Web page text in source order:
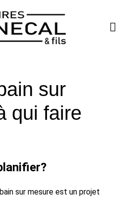
sur
qui faire
sur mesure est un projet